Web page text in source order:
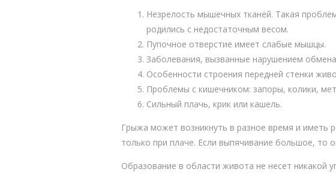
Незрелость мышечных тканей. Такая
родились с недостаточным весом.
Пупочное отверстие имеет слабые мышцы.
Заболевания, вызванные нарушением
Особенности строения передней стенки
Проблемы с кишечником: запоры, колики,
Сильный плачь, крик или кашель.
Грыжа может возникнуть в разное время и иметь
только при плаче. Если выпячивание большое, то
Образование в области живота не несет никакой